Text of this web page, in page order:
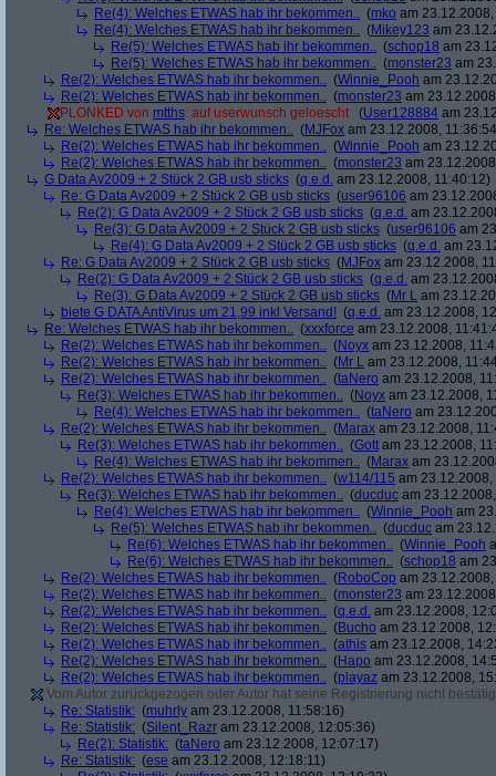
Re(4): Welches ETWAS hab ihr bekommen.. (mko am
Re(4): Welches ETWAS hab ihr bekommen.. (Mikey123 am
Re(5): Welches ETWAS hab ihr bekommen.. (schop18 am
Re(5): Welches ETWAS hab ihr bekommen.. (monster23 am
Re(2): Welches ETWAS hab ihr bekommen.. (Winnie_Pooh am
Re(2): Welches ETWAS hab ihr bekommen.. (monster23 am
PLONKED von mtths: auf userwunsch geloescht (User128884 am
Re: Welches ETWAS hab ihr bekommen.. (MJFox am 23.12.2008,
Re(2): Welches ETWAS hab ihr bekommen.. (Winnie_Pooh am
Re(2): Welches ETWAS hab ihr bekommen.. (monster23 am
G Data Av2009 + 2 Stück 2 GB usb sticks (q.e.d. am 23.12.2008, 11:40:12)
Re: G Data Av2009 + 2 Stück 2 GB usb sticks (user96106 am
Re(2): G Data Av2009 + 2 Stück 2 GB usb sticks (q.e.d. am
Re(3): G Data Av2009 + 2 Stück 2 GB usb sticks (user96106 am
Re(4): G Data Av2009 + 2 Stück 2 GB usb sticks (q.e.d. am
Re: G Data Av2009 + 2 Stück 2 GB usb sticks (MJFox am 23.12.2008,
Re(2): G Data Av2009 + 2 Stück 2 GB usb sticks (q.e.d. am
Re(3): G Data Av2009 + 2 Stück 2 GB usb sticks (Mr L am
biete G DATA AntiVirus um 21,99 inkl Versand! (q.e.d. am 23.12.2008,
Re: Welches ETWAS hab ihr bekommen.. (xxxforce am 23.12.2008,
Re(2): Welches ETWAS hab ihr bekommen.. (Noyx am 23.12.2008,
Re(2): Welches ETWAS hab ihr bekommen.. (Mr L am 23.12.2008,
Re(2): Welches ETWAS hab ihr bekommen.. (taNero am 23.12.2008,
Re(3): Welches ETWAS hab ihr bekommen.. (Noyx am 23.12.2008,
Re(4): Welches ETWAS hab ihr bekommen.. (taNero am
Re(2): Welches ETWAS hab ihr bekommen.. (Marax am 23.12.2008,
Re(3): Welches ETWAS hab ihr bekommen.. (Gott am 23.12.2008,
Re(4): Welches ETWAS hab ihr bekommen.. (Marax am
Re(2): Welches ETWAS hab ihr bekommen.. (w114/115 am 23.12.2008,
Re(3): Welches ETWAS hab ihr bekommen.. (ducduc am
Re(4): Welches ETWAS hab ihr bekommen.. (Winnie_Pooh am
Re(5): Welches ETWAS hab ihr bekommen.. (ducduc am
Re(6): Welches ETWAS hab ihr bekommen.. (Winnie_Pooh
Re(6): Welches ETWAS hab ihr bekommen.. (schop18 am
Re(2): Welches ETWAS hab ihr bekommen.. (RoboCop am
Re(2): Welches ETWAS hab ihr bekommen.. (monster23 am
Re(2): Welches ETWAS hab ihr bekommen.. (q.e.d. am 23.12.2008,
Re(2): Welches ETWAS hab ihr bekommen.. (Bucho am 23.12.2008,
Re(2): Welches ETWAS hab ihr bekommen.. (athis am 23.12.2008,
Re(2): Welches ETWAS hab ihr bekommen.. (Hapo am 23.12.2008,
Re(2): Welches ETWAS hab ihr bekommen.. (playaz am 23.12.2008,
Vom Autor zurückgezogen oder Autor hat seine Registrierung nicht
Re: Statistik: (muhrly am 23.12.2008, 11:58:16)
Re: Statistik: (Silent_Razr am 23.12.2008, 12:05:36)
Re(2): Statistik: (taNero am 23.12.2008, 12:07:17)
Re: Statistik: (ese am 23.12.2008, 12:18:11)